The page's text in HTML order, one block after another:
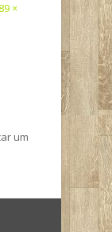
×
um